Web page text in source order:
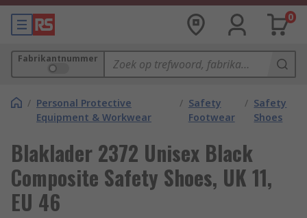
0
Fabrikantnummer
/ Personal Protective
Equipment & Workwear
/ Safety
Footwear
/ Safety
Shoes
Blaklader 2372 Unisex Black
Composite Safety Shoes, UK 11,
EU 46